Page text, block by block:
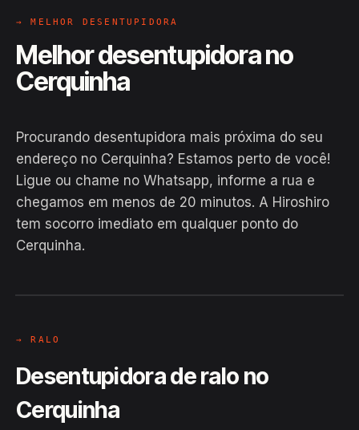
→ MELHOR DESENTUPIDORA
Melhor desentupidora no
Cerquinha
Procurando desentupidora mais próxima do seu
endereço no Cerquinha? Estamos perto de você!
Ligue ou chame no Whatsapp, informe a rua e
chegamos em menos de 20 minutos. A Hiroshiro
tem socorro imediato em qualquer ponto do
Cerquinha.
EM CAMPO
→ RALO
Desentupidora de ralo no
Cerquinha